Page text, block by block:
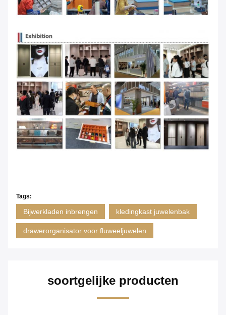
Tags:
Bijwerkladen inbrengen kledingkast juwelenbak
drawerorganisator voor fluweeljuwelen
soortgelijke producten